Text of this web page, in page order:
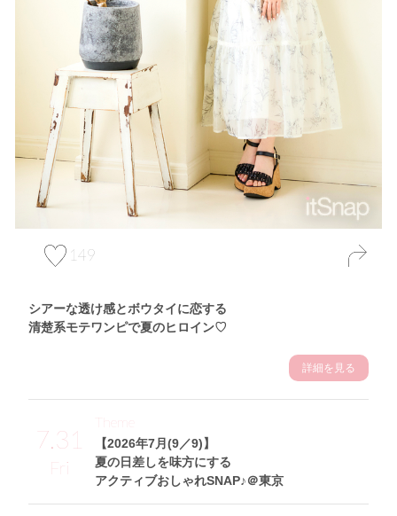
149
シアーな透け感とボウタイに恋する
清楚系モテワンピで夏のヒロイン♡
詳細を見る
7.31
Fri
【2026年7月(9／9)】
夏の日差しを味方にする
アクティブおしゃれSNAP♪＠東京
Theme